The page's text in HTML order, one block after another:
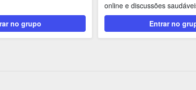
no grupo
online e discussões
Entrar no